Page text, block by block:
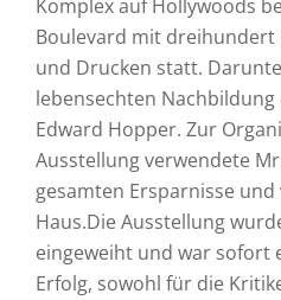
Komplex auf Hollywoods
Boulevard mit dreihundert
und Drucken statt.
lebensechten
Edward Hopper. Zur
Ausstellung verwendete
gesamten Ersparnisse
Haus.Die Ausstellung
eingeweiht und war
Erfolg, sowohl für die